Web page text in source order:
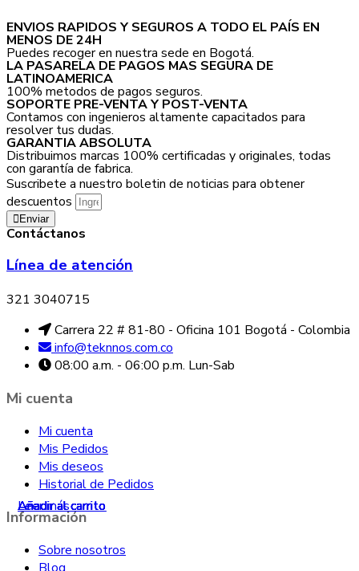
Añadir al carrito
Leer más
Añadir al carrito
Añadir al carrito
Añadir al carrito
Añadir al carrito
ENVIOS RAPIDOS Y SEGUROS A TODO EL PAÍS EN
MENOS DE 24H
Puedes recoger en nuestra sede en Bogotá.
LA PASARELA DE PAGOS MAS SEGURA DE
LATINOAMERICA
100% metodos de pagos seguros.
SOPORTE PRE-VENTA Y POST-VENTA
Contamos con ingenieros altamente capacitados para
resolver tus dudas.
GARANTIA ABSOLUTA
Distribuimos marcas 100% certificadas y originales, todas
con garantía de fabrica.
Suscribete a nuestro boletin de noticias para obtener
descuentos
Enviar
Contáctanos
Línea de atención
321 3040715
Carrera 22 # 81-80 - Oficina 101 Bogotá - Colombia
info@teknnos.com.co
08:00 a.m. - 06:00 p.m. Lun-Sab
Mi cuenta
Mi cuenta
Mis Pedidos
Mis deseos
Historial de Pedidos
Información
Sobre nosotros